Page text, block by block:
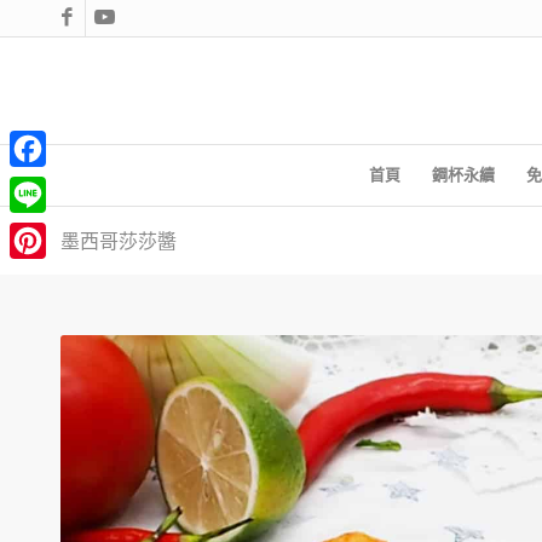
首頁 鋼杯永續
墨西哥莎莎醬
Facebook
Line